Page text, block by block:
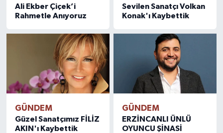
Ali Ekber Çiçek’i
Rahmetle Anıyoruz
Sevilen Sanatçı Volkan
Konak'ı Kaybettik
GÜNDEM
Güzel Sanatçımız FİLİZ
AKIN'ı Kaybettik
GÜNDEM
ERZİNCANLI ÜNLÜ
OYUNCU ŞİNASİ